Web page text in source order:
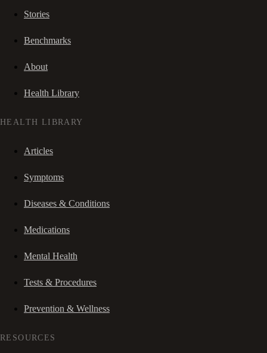
Stories
Benchmarks
About
Health Library
HEALTH LIBRARY
Articles
Symptoms
Diseases & Conditions
Medications
Mental Health
Tests & Procedures
Prevention & Wellness
RESOURCES